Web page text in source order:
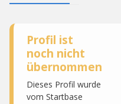
Profil ist
noch nicht
übernommen
Dieses Profil wurde
vom Startbase